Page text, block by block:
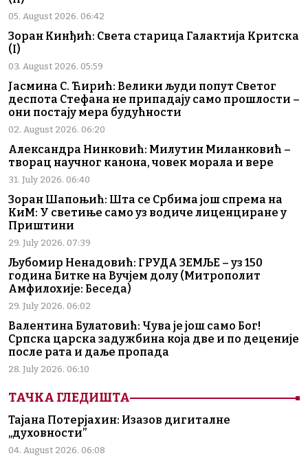
05. August 2026. 06:42
Зоран Кинђић: Света старица Галактија Критска
(I)
03. August 2026. 05:59
Јасмина С. Ћирић: Велики људи попут Светог
деспота Стефана не припадају само прошлости –
они постају мера будућности
02. August 2026. 06:20
Александра Нинковић: Милутин Миланковић –
творац научног канона, човек морала и вере
31. July 2026. 06:40
Зоран Шапоњић: Шта се Србима још спрема на
КиМ: У светиње само уз водиче лиценциране у
Приштини
29. July 2026. 07:39
Љубомир Ненадовић: ГРУДА ЗЕМЉЕ – уз 150
година Битке на Вучјем долу (Митрополит
Амфилохије: Беседа)
29. July 2026. 06:02
Валентина Булатовић: Чува је још само Бог!
Српска царска задужбина која две и по деценије
после рата и даље пропада
28. July 2026. 06:10
ТАЧКА ГЛЕДИШТА
Тајана Потерјахин: Изазов дигиталне
„духовности”
04. August 2026. 06:08